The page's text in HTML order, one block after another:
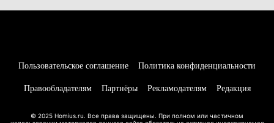
Пользовательское соглашение Политика конфиденциальности
Правообладателям Партнёры Рекламодателям Редакция
© 2025 Homius.ru. Все права защищены. При полном или частичном